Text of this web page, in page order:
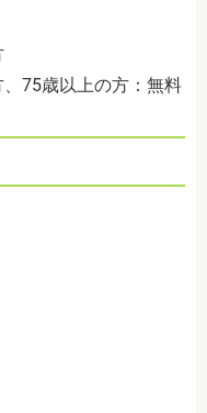
75歳以上の方：無料